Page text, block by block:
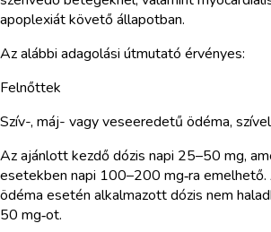
apoplexiát követő állapotban.
Az alábbi adagolási útmutató érvényes:
Felnőttek
Szív-, máj- vagy veseeredetű ödéma,
Az ajánlott kezdő dózis napi 25–50 mg,
esetekben napi 100–200 mg‑ra
ödéma esetén alkalmazott dózis nem
50 mg‑ot.